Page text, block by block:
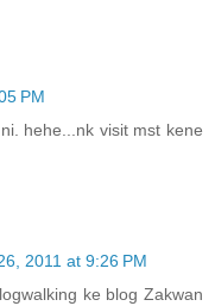
PM
hehe...nk visit mst kene
2011 at 9:26 PM
ke blog Zakwan